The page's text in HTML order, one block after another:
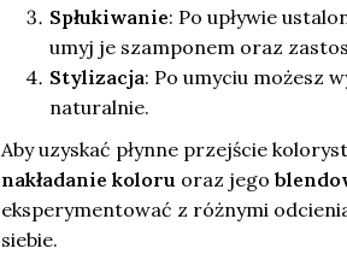
Spłukiwanie: Po upływie
umyj je szamponem oraz
Stylizacja: Po umyciu możesz
naturalnie.
Aby uzyskać płynne przejście
nakładanie koloru oraz jego
eksperymentować z różnymi
siebie.